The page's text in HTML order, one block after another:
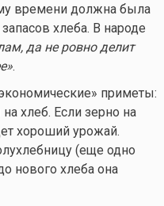
времени должна была
хлеба. В народе
да не ровно делит
.
приметы:
хлеб. Если зерно на
хороший урожай.
(еще одно
нового хлеба она